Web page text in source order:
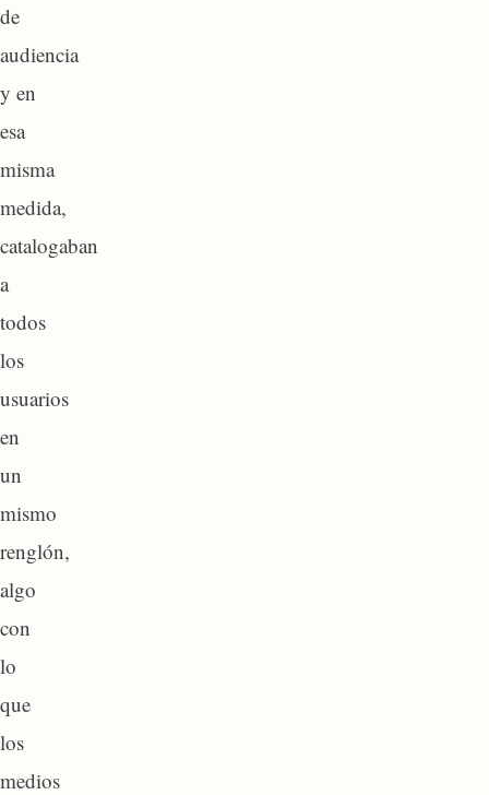
de
audiencia
y en
esa
misma
medida,
catalogaban
a
todos
los
usuarios
en
un
mismo
renglón,
algo
con
lo
que
los
medios